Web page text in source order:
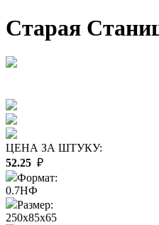
Старая
ЦЕНА ЗА ШТУКУ:
52.25 ₽
Формат:
0.7НФ
Размер:
250x85x65